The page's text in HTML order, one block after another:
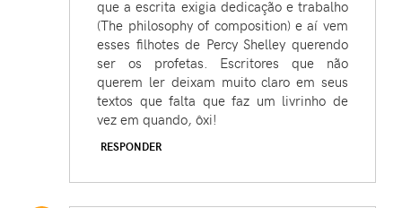
que a escrita exigia dedicação e trabalho
(The philosophy of composition) e aí vem
esses filhotes de Percy Shelley querendo
ser os profetas. Escritores que não
querem ler deixam muito claro em seus
textos que falta que faz um livrinho de
vez em quando, ôxi!
RESPONDER